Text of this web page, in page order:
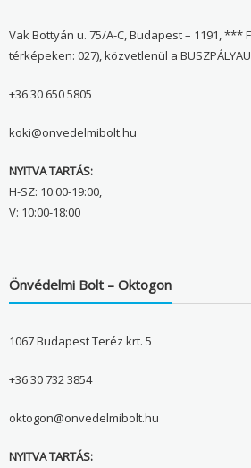
Vak Bottyán u. 75/A-C, Budapest – 1191, ***
térképeken: 027), közvetlenül a
+36 30 650 5805
koki@onvedelmibolt.hu
NYITVA TARTÁS:
H-SZ: 10:00-19:00,
V: 10:00-18:00
Önvédelmi Bolt – Oktogon
1067 Budapest Teréz krt. 5
+36 30 732 3854
oktogon@onvedelmibolt.hu
NYITVA TARTÁS: